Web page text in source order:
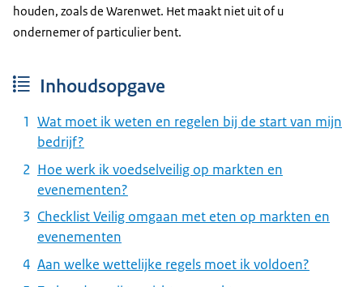
houden, zoals de Warenwet. Het maakt niet uit of u
ondernemer of particulier bent.
Inhoudsopgave
Wat moet ik weten en regelen bij de start van mijn
bedrijf?
Hoe werk ik voedselveilig op markten en
evenementen?
Checklist Veilig omgaan met eten op markten en
evenementen
Aan welke wettelijke regels moet ik voldoen?